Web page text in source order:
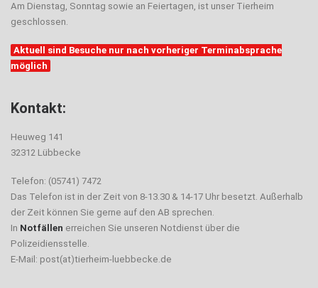
Am Dienstag, Sonntag sowie an Feiertagen, ist unser Tierheim
geschlossen.
Aktuell sind Besuche nur nach vorheriger Terminabsprache
möglich
Kontakt:
Heuweg 141
32312 Lübbecke
Telefon: (05741) 7472
Das Telefon ist in der Zeit von 8-13.30 & 14-17 Uhr besetzt. Außerhalb
der Zeit können Sie gerne auf den AB sprechen.
In Notfällen erreichen Sie unseren Notdienst über die
Polizeidiensstelle.
E-Mail: post(at)tierheim-luebbecke.de